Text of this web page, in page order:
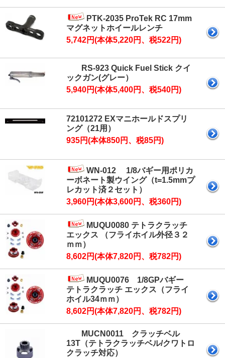
PTK-2035 ProTek RC 17mm
マグネットホイールレンチ
5,742円(本体5,220円、税522円)
RS-923 Quick Fuel Stick クイ
ックガン(グレー）
5,940円(本体5,400円、税540円)
72101272 EXマニホールドスプリ
ング（21用）
935円(本体850円、税85円)
WN-012 1/8バギー用ポリカ
ーボネート製ウイング（t=1.5mmプ
レカット済２セット）
3,960円(本体3,600円、税360円)
MUQU0080 テトラクラッチ
エックス （フライホイル外径３２
ｍｍ）
8,602円(本体7,820円、税782円)
MUQU0076 1/8GPバギー
テトラクラッチ エックス（フライ
ホイル34ｍｍ）
8,602円(本体7,820円、税782円)
MUCN0011 クラッチベル
13T（テトラクラッチベル/クワトロ
クラッチ対応）